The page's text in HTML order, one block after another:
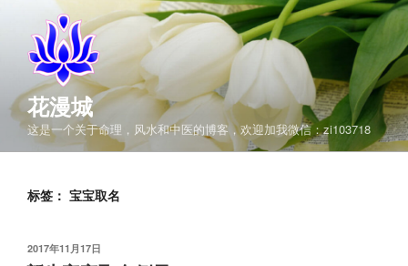
花漫城
这是一个关于命理，风水和中医的博客，欢迎加我微信：zi103718
标签： 宝宝取名
发
2017年11月17日